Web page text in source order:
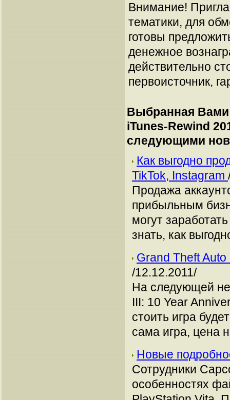
Внимание!
тематики, для
готовы
денежное
действительно
первоисточник,
Выбранная Вами
iTunes-Rewind
следующими
Как выгодно
TikTok, Instagram
Продажа
прибыльным
могут
знать, как
Grand Theft
/12.12.2011/
На следующей
III: 10 Year
стоить игра
сама игра, цена
Новые
Сотрудники
особенностях